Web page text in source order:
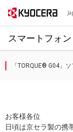
スマートフォ
「TORQUE® G04」
お客様各位
日頃は京セラ製の携